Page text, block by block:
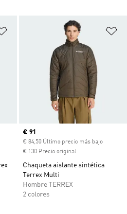
Añadir a la lista de deseos
Precio actual
€ 91
€ 84,50 Último precio más bajo
€ 130 Precio original
Chaqueta aislante sintética
Terrex Multi
Hombre TERREX
2 colores